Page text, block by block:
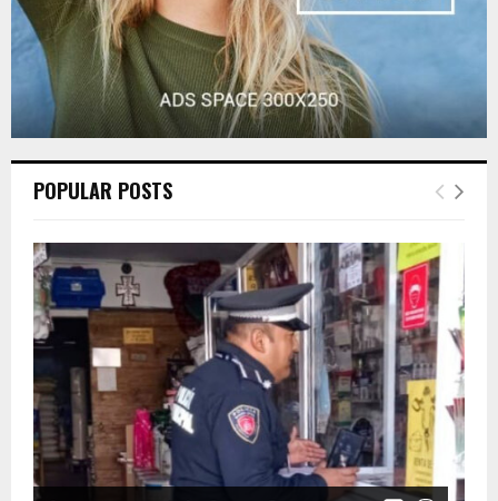
POPULAR POSTS